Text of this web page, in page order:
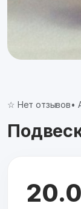
☆ Нет отзывов•